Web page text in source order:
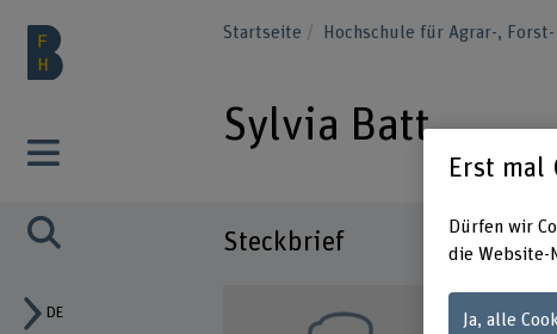
DE
Startseite Hochschule für Agrar-,
Sylvia Batt
Steckbrief
Erst mal
Dürfen wir
die Website-
Ja, alle